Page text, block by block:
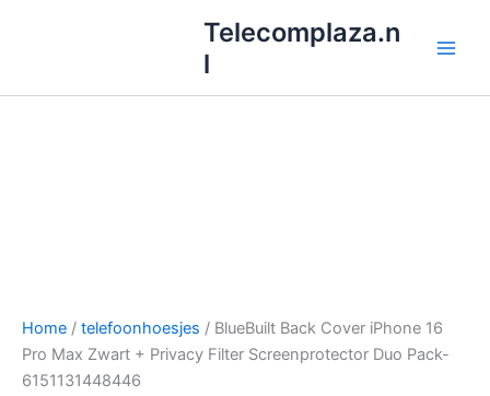
inhoud
Telecomplaza.n
l
Home / telefoonhoesjes / BlueBuilt Back Cover iPhone 16
Pro Max Zwart + Privacy Filter Screenprotector Duo Pack-
6151131448446